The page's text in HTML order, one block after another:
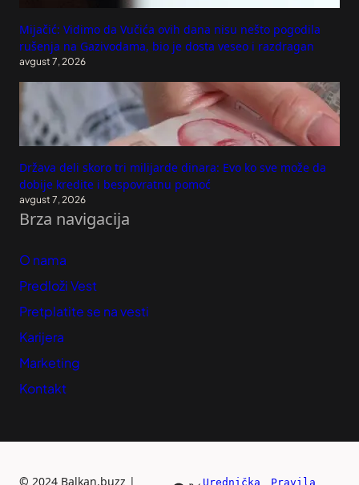
Mijačić: Vidimo da Vučića ovih dana nisu nešto pogodila
rušenja na Gazivodama, bio je dosta veseo i razdragan
avgust 7, 2026
Država deli skoro tri milijarde dinara: Evo ko sve može da
dobije kredite i bespovratnu pomoć
avgust 7, 2026
Brza navigacija
O nama
Predloži Vest
Pretplatite se na vesti
Karijera
Marketing
Kontakt
© 2024 Balkan.buzz | Urednička Pravila